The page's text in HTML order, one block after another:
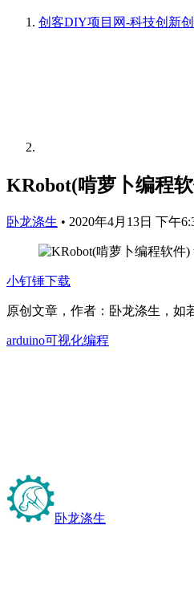
创客DIY项目网-科技创新创
KRobot(啃萝卜编程
卧龙涤生 • 2020年4月13日 下午
小钉锤下载
原创文章，作者：卧龙涤生，如
arduino可视化编程
卧龙涤生